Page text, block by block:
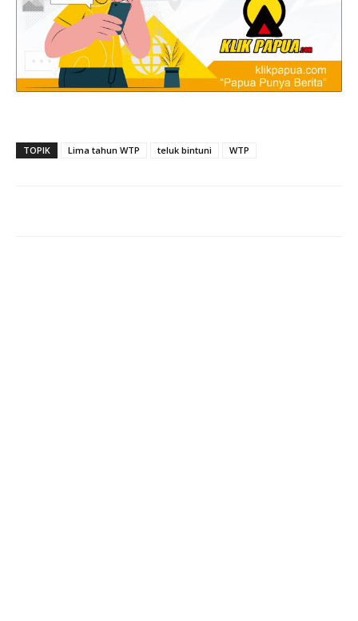
TOPIK Lima tahun WTP teluk bintuni WTP